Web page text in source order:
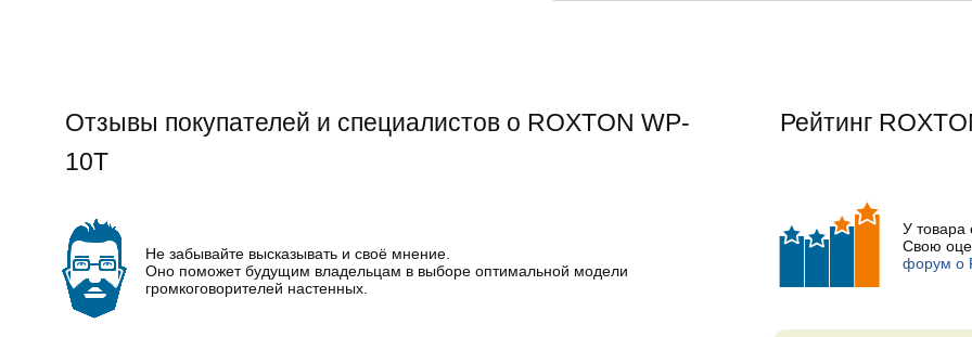
Отзывы покупателей и специалистов о ROXTON WP-
10T
Не забывайте высказывать и своё мнение.
Оно поможет будущим владельцам в выборе оптимальной модели
громкоговорителей настенных.
Рейтинг
У товара
Свою
форум о